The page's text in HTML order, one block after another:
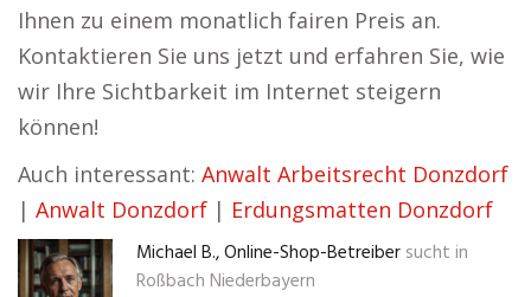
Ihnen zu einem monatlich fairen Preis an.
Kontaktieren Sie uns jetzt und erfahren Sie, wie
wir Ihre Sichtbarkeit im Internet steigern
können!
Auch interessant: Anwalt Arbeitsrecht Donzdorf
| Anwalt Donzdorf | Erdungsmatten Donzdorf
Michael B., Online-Shop-Betreiber sucht in
Roßbach Niederbayern